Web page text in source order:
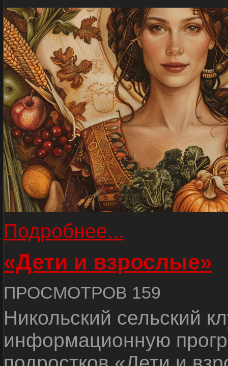
Подробнее...
«Дети и взрослые»
ПРОСМОТРОВ 159
Никольский сельский
информационную